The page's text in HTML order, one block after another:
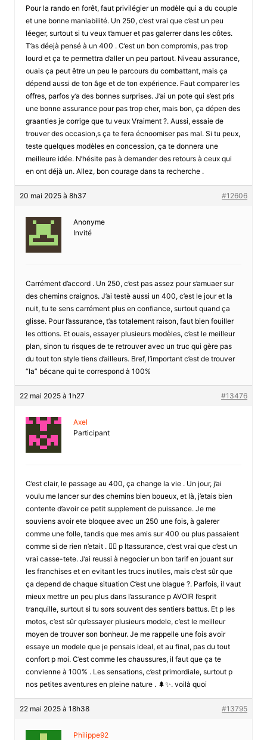
Pour la rando en forêt, faut privilégier un modèle qui a du couple
et une bonne maniabilité. Un 250, c’est vrai que c’est un peu
léeger, surtout si tu veux t’amuer et pas galerrer dans les côtes.
T’as déejà pensé à un 400 . C’est un bon compromis, pas trop
lourd et ça te permettra d’aller un peu partout. Niveau assurance,
ouais ça peut être un peu le parcours du combattant, mais ça
dépend aussi de ton âge et de ton expérience. Faut comparer les
offres, parfos y’a des bonnes surprises. J’ai un pote qui s’est pris
une bonne assurance pour pas trop cher, mais bon, ça dépen des
graanties je corrige que tu veux Vraiment ?. Aussi, essaie de
trouver des occasion,s ça te fera écnoomiser pas mal. Si tu peux,
teste quelques modèles en concession, ça te donnera une
meilleure idée. N’hésite pas à demander des retours à ceux qui
en ont déjà un. Allez, bon courage dans ta recherche .
20 mai 2025 à 8h37 #12606
Anonyme
Invité
Carrément d’accord . Un 250, c’est pas assez pour s’amuaer sur
des chemins craignos. J’ai testè aussi un 400, c’est le jour et la
nuit, tu te sens carrément plus en confiance, surtout quand ça
glisse. Pour l’assurance, t’as totalement raison, faut bien fouiller
les ottions. Et ouais, essayer plusieurs modèles, c’est le meilleur
plan, sinon tu risques de te retrouver avec un truc qui gère pas
du tout ton style tiens d’ailleurs. Bref, l’important c’est de trouver
“la” bécane qui te correspond à 100%
22 mai 2025 à 1h27 #13476
Axel
Participant
C’est clair, le passage au 400, ça change la vie . Un jour, j’ai
voulu me lancer sur des chemins bien boueux, et là, j’etais bien
contente d’avoir ce petit supplement de puissance. Je me
souviens avoir ete bloquee avec un 250 une fois, à galerer
comme une folle, tandis que mes amis sur 400 ou plus passaient
comme si de rien n’etait . 🤦‍♀️ p ltassurance, c’est vrai que c’est un
vrai casse-tete. J’ai reussi à negocier un bon tarif en jouant sur
les franchises et en evitant les trucs inutiles, mais c’est sûr que
ça depend de chaque situation C’est une blague ?. Parfois, il vaut
mieux mettre un peu plus dans l’assurance p AVOIR l’esprit
tranquille, surtout si tu sors souvent des sentiers battus. Et p les
motos, c’est sûr qu’essayer plusieurs modele, c’est le meilleur
moyen de trouver son bonheur. Je me rappelle une fois avoir
essaye un modele que je pensais ideal, et au final, pas du tout
confort p moi. C’est comme les chaussures, il faut que ça te
convienne à 100% . Les sensations, c’est primordiale, surtout p
nos petites aventures en pleine nature . 🌲✨. voilà quoi
22 mai 2025 à 18h38 #13795
Philippe92